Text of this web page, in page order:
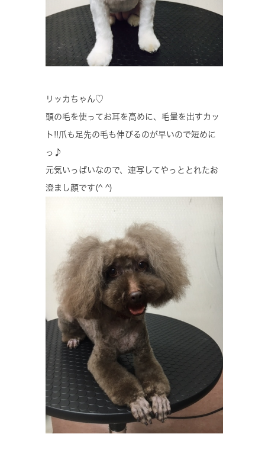
リッカちゃん♡
頭の毛を使ってお耳を高めに、毛量を出すカッ
ト!!爪も足先の毛も伸びるのが早いので短めに
っ♪
元気いっぱいなので、連写してやっととれたお
澄まし顔です(^ ^)